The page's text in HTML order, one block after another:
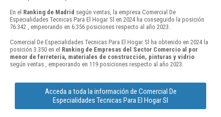
En el Ranking de Madrid según ventas, la empresa Comercial De
Especialidades Tecnicas Para El Hogar Sl en 2024 ha conseguido la posición
76.342 , empeorando en 6.356 posiciones respecto al año 2023.
Comercial De Especialidades Tecnicas Para El Hogar Sl ha obtenido en 2024 la
posición 3.350 en el Ranking de Empresas del Sector Comercio al por
menor de ferretería, materiales de construcción, pinturas y vidrio
según ventas , empeorando en 119 posiciones respecto al año 2023.
Acceda a toda la información de Comercial De
Especialidades Tecnicas Para El Hogar Sl